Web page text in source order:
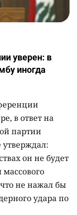
уверен: в
иногда
в ответ на
партии
он не будет
не нажал бы
удара по